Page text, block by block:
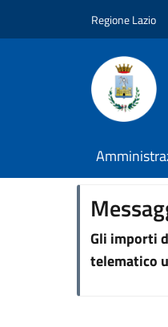
Regione Lazio
Gli importi
telematico